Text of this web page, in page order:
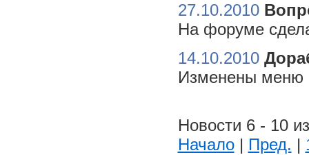
27.10.2010
На форуме
14.10.2010
Изменены меню
Новости 6 - 10
Начало| Пред. |